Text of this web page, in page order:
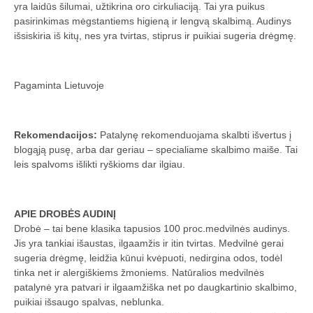
yra laidūs šilumai, užtikrina oro cirkuliaciją. Tai yra puikus
pasirinkimas mėgstantiems higieną ir lengvą skalbimą. Audinys
išsiskiria iš kitų, nes yra tvirtas, stiprus ir puikiai sugeria drėgmę.
Pagaminta Lietuvoje
Rekomendacijos: Patalynę rekomenduojama skalbti išvertus į
blogąją pusę, arba dar geriau – specialiame skalbimo maiše. Tai
leis spalvoms išlikti ryškioms dar ilgiau.
APIE DROBĖS AUDINĮ
Drobė – tai bene klasika tapusios 100 proc.medvilnės audinys.
Jis yra tankiai išaustas, ilgaamžis ir itin tvirtas. Medvilnė gerai
sugeria drėgmę, leidžia kūnui kvėpuoti, nedirgina odos, todėl
tinka net ir alergiškiems žmoniems. Natūralios medvilnės
patalynė yra patvari ir ilgaamžiška net po daugkartinio skalbimo,
puikiai išsaugo spalvas, neblunka.